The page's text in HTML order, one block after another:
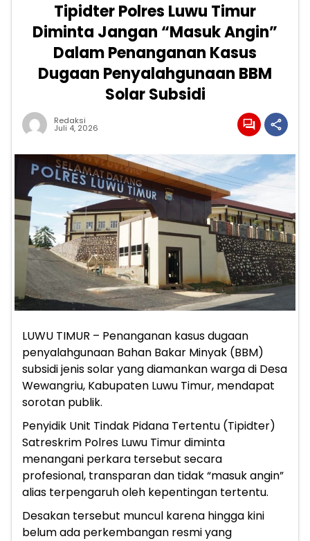
Tipidter Polres Luwu Timur
Diminta Jangan “Masuk Angin”
Dalam Penanganan Kasus
Dugaan Penyalahgunaan BBM
Solar Subsidi
Redaksi
Juli 4, 2026
LUWU TIMUR – Penanganan kasus dugaan
penyalahgunaan Bahan Bakar Minyak (BBM)
subsidi jenis solar yang diamankan warga di Desa
Wewangriu, Kabupaten Luwu Timur, mendapat
sorotan publik.
Penyidik Unit Tindak Pidana Tertentu (Tipidter)
Satreskrim Polres Luwu Timur diminta
menangani perkara tersebut secara
profesional, transparan dan tidak “masuk angin”
alias terpengaruh oleh kepentingan tertentu.
Desakan tersebut muncul karena hingga kini
belum ada perkembangan resmi yang